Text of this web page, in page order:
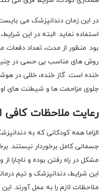
در این زمان دندانپزشک می
استفاده نماید. البته در این
بود. منظور از مدت، تعداد دفعات
روش های مناسب بی حسی در
خنده است. گاز خنده، خللی در
جلوی مزاحمت ها و شیطنت های او
رعایت ملاحظات
الزاما همه کودکانی که به
جسمانی کامل برخوردار نیستند.
مشکل در راه رفتن بوده و ناچارا
این شرایط، دندانپزشک و تیم
ملاحظات لازم را به عمل آورند.